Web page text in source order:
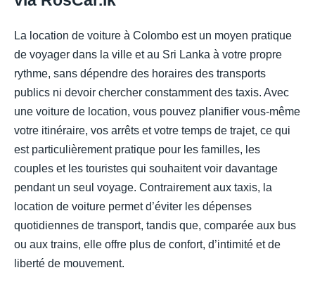
La location de voiture à Colombo est un moyen pratique
de voyager dans la ville et au Sri Lanka à votre propre
rythme, sans dépendre des horaires des transports
publics ni devoir chercher constamment des taxis. Avec
une voiture de location, vous pouvez planifier vous-même
votre itinéraire, vos arrêts et votre temps de trajet, ce qui
est particulièrement pratique pour les familles, les
couples et les touristes qui souhaitent voir davantage
pendant un seul voyage. Contrairement aux taxis, la
location de voiture permet d’éviter les dépenses
quotidiennes de transport, tandis que, comparée aux bus
ou aux trains, elle offre plus de confort, d’intimité et de
liberté de mouvement.